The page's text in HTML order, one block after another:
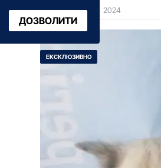
ДОЗВОЛИТИ
11:55·15 квітня 2024